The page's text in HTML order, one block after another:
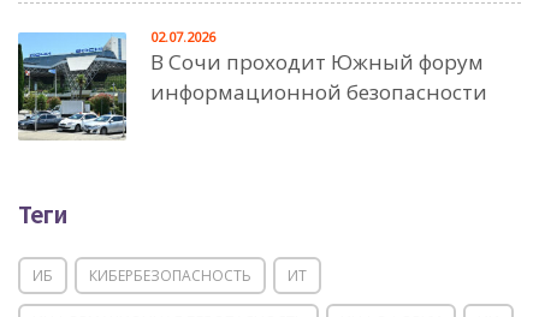
В Сочи проходит Южный форум
информационной безопасности
02.07.2026
Теги
ИБ КИБЕРБЕЗОПАСНОСТЬ ИТ